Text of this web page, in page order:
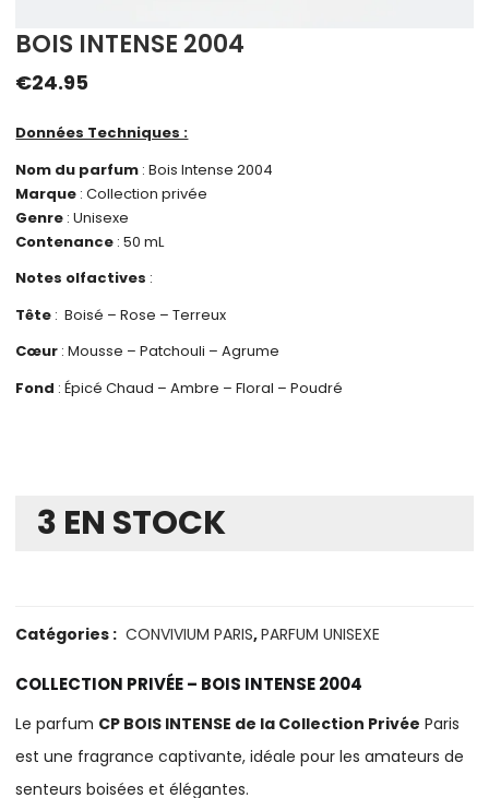
BOIS INTENSE 2004
€24.95
Données Techniques :
Nom du parfum : Bois Intense 2004
Marque : Collection privée
Genre : Unisexe
Contenance : 50 mL
Notes olfactives :
Tête : Boisé – Rose – Terreux
Cœur : Mousse – Patchouli – Agrume
Fond : Épicé Chaud – Ambre – Floral – Poudré
3 EN STOCK
Catégories : CONVIVIUM PARIS,PARFUM UNISEXE
COLLECTION PRIVÉE – BOIS INTENSE 2004
Le parfum CP BOIS INTENSE de la Collection Privée Paris
est une fragrance captivante, idéale pour les amateurs de
senteurs boisées et élégantes.